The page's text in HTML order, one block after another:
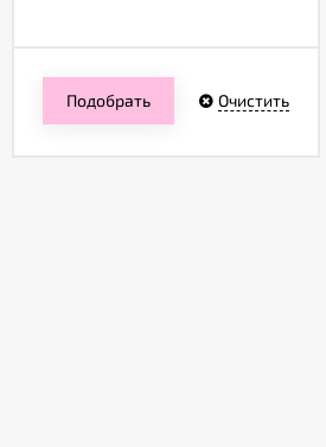
Подобрать Очистить